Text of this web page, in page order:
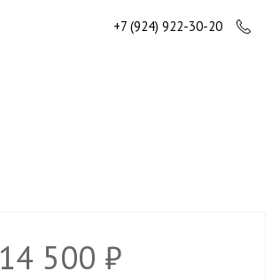
+7 (924) 922-30-20
14 500 ₽